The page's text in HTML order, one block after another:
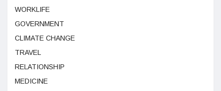
WORKLIFE
GOVERNMENT
CLIMATE CHANGE
TRAVEL
RELATIONSHIP
MEDICINE